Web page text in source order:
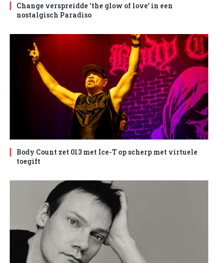
Change verspreidde ‘the glow of love’ in een
nostalgisch Paradiso
Body Count zet 013 met Ice-T op scherp met virtuele
toegift